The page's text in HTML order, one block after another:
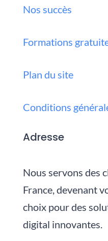
Nos succès
Formations
Plan du site
Conditions
Adresse
Nous servons des
France, devenant
choix pour des
digital innovantes.